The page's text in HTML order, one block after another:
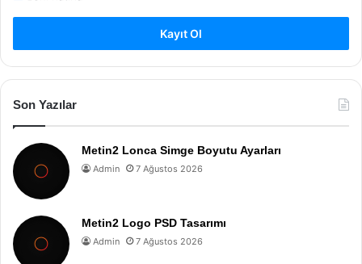
Kayıt Ol
Son Yazılar
Metin2 Lonca Simge Boyutu Ayarları
Admin 7 Ağustos 2026
Metin2 Logo PSD Tasarımı
Admin 7 Ağustos 2026